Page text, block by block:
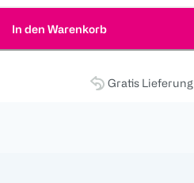
In den Warenkorb
Gratis